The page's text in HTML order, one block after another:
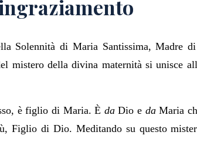
Solennità di Maria Santissima, Madre
mistero della divina maternità si unisce
è figlio di Maria. È daDio e daMaria
Figlio di Dio. Meditando su questo